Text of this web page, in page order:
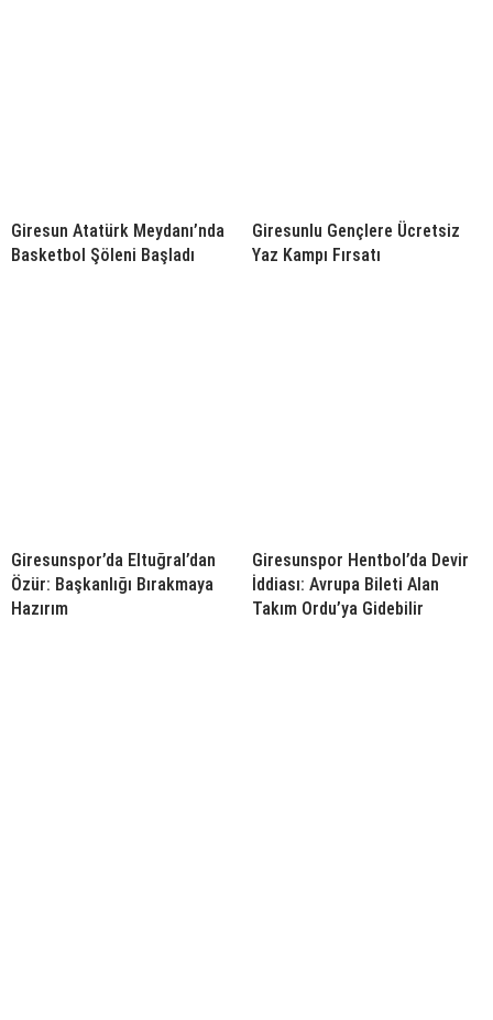
Giresun Atatürk Meydanı’nda
Basketbol Şöleni Başladı
Giresunlu Gençlere Ücretsiz
Yaz Kampı Fırsatı
Giresunspor’da Eltuğral’dan
Özür: Başkanlığı Bırakmaya
Hazırım
Giresunspor Hentbol’da Devir
İddiası: Avrupa Bileti Alan
Takım Ordu’ya Gidebilir